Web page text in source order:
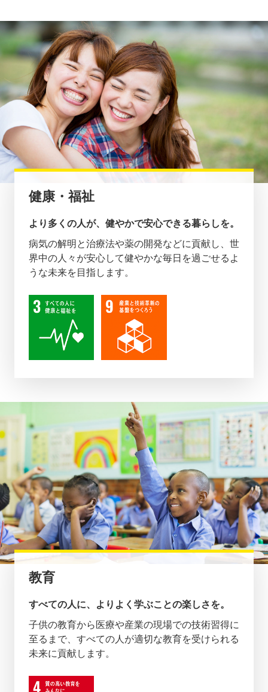
健康・福祉
より多くの人が、健やかで安心できる暮らしを。
病気の解明と治療法や薬の開発などに貢献し、世
界中の人々が安心して健やかな毎日を過ごせるよ
うな未来を目指します。
教育
すべての人に、よりよく学ぶことの楽しさを。
子供の教育から医療や産業の現場での技術習得に
至るまで、すべての人が適切な教育を受けられる
未来に貢献します。